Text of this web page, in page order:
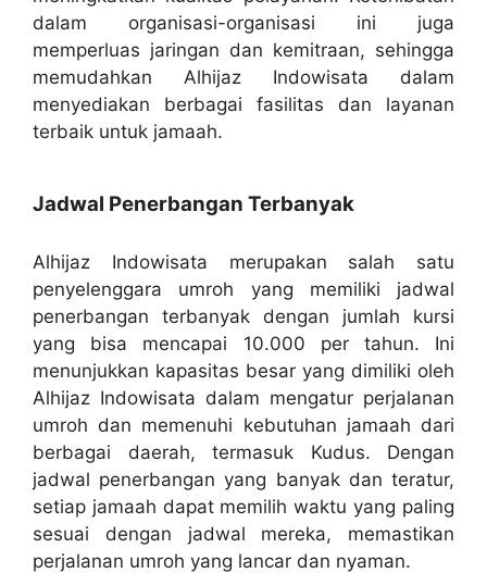
dalam organisasi-organisasi ini juga
memperluas jaringan dan kemitraan, sehingga
memudahkan Alhijaz Indowisata dalam
menyediakan berbagai fasilitas dan layanan
terbaik untuk jamaah.
Jadwal Penerbangan Terbanyak
Alhijaz Indowisata merupakan salah satu
penyelenggara umroh yang memiliki jadwal
penerbangan terbanyak dengan jumlah kursi
yang bisa mencapai 10.000 per tahun. Ini
menunjukkan kapasitas besar yang dimiliki oleh
Alhijaz Indowisata dalam mengatur perjalanan
umroh dan memenuhi kebutuhan jamaah dari
berbagai daerah, termasuk Kudus. Dengan
jadwal penerbangan yang banyak dan teratur,
setiap jamaah dapat memilih waktu yang paling
sesuai dengan jadwal mereka, memastikan
perjalanan umroh yang lancar dan nyaman.